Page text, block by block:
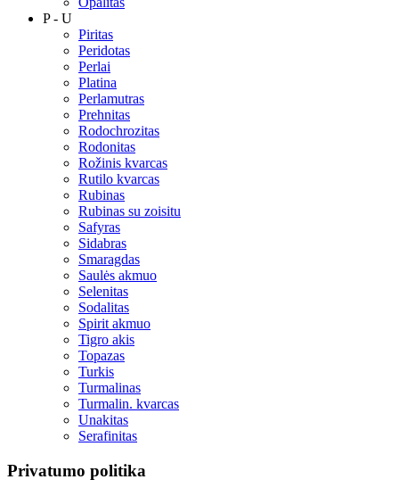
P - U
Piritas
Peridotas
Perlai
Platina
Perlamutras
Prehnitas
Rodochrozitas
Rodonitas
Rožinis kvarcas
Rutilo kvarcas
Rubinas
Rubinas su zoisitu
Safyras
Sidabras
Smaragdas
Saulės akmuo
Selenitas
Sodalitas
Spirit akmuo
Tigro akis
Topazas
Turkis
Turmalinas
Turmalin. kvarcas
Unakitas
Serafinitas
Privatumo politika